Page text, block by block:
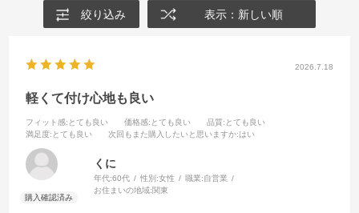
絞り込み 表示：新しい順
2026.7.18
軽くて付け心地も良い
フィット感:とても良い 価格感:とても良い 品質:とても良い
満足度:とても良い 次回もまた購入したいと思いますか:はい
くに
年代:60代 性別:女性 職業:自営業
お住まいの地域:関東